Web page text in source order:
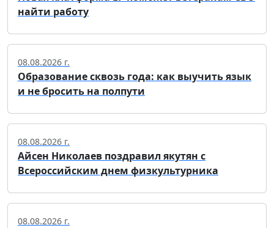
найти работу
08.08.2026 г.
Образование сквозь года: как выучить язык
и не бросить на полпути
08.08.2026 г.
Айсен Николаев поздравил якутян с
Всероссийским днем физкультурника
08.08.2026 г.